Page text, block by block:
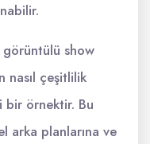
show
nasıl çeşitlilik
bir örnektir. Bu
arka planlarına ve